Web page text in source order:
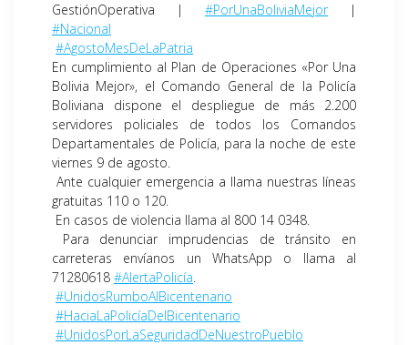
GestiónOperativa | #PorUnaBoliviaMejor|
#Nacional
#AgostoMesDeLaPatria
En cumplimiento al Plan de Operaciones «Por Una
Bolivia Mejor», el Comando General de la Policía
Boliviana dispone el despliegue de más 2.200
servidores policiales de todos los Comandos
Departamentales de Policía, para la noche de este
viernes 9 de agosto.
Ante cualquier emergencia a llama nuestras líneas
gratuitas 110 o 120.
En casos de violencia llama al 800 14 0348.
Para denunciar imprudencias de tránsito en
carreteras envíanos un WhatsApp o llama al
71280618 #AlertaPolicía.
#UnidosRumboAlBicentenario
#HaciaLaPolicíaDelBicentenario
#UnidosPorLaSeguridadDeNuestroPueblo